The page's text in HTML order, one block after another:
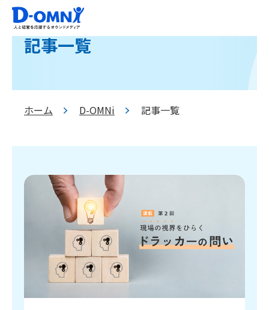
記事一覧
ホーム >D-OMNi >
記事一覧